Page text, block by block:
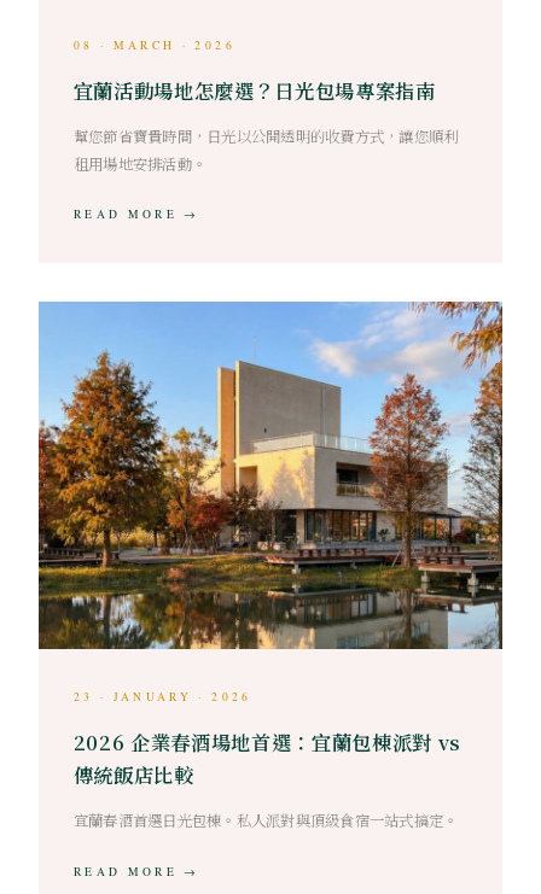
08 · MARCH · 2026
宜蘭活動場地怎麼選？日光包場專案指南
幫您節省寶貴時間，日光以公開透明的收費方式，讓您順利
租用場地安排活動。
READ MORE →
23 · JANUARY · 2026
2026 企業春酒場地首選：宜蘭包棟派對 vs
傳統飯店比較
宜蘭春酒首選日光包棟。私人派對與頂級食宿一站式搞定。
READ MORE →